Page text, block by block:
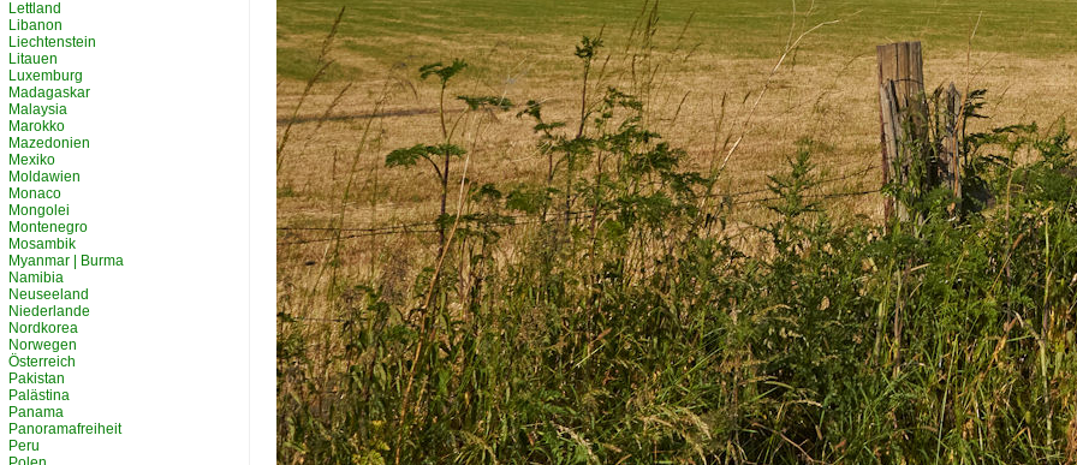
Lettland
Libanon
Liechtenstein
Litauen
Luxemburg
Madagaskar
Malaysia
Marokko
Mazedonien
Mexiko
Moldawien
Monaco
Mongolei
Montenegro
Mosambik
Myanmar | Burma
Namibia
Neuseeland
Niederlande
Nordkorea
Norwegen
Österreich
Pakistan
Palästina
Panama
Panoramafreiheit
Peru